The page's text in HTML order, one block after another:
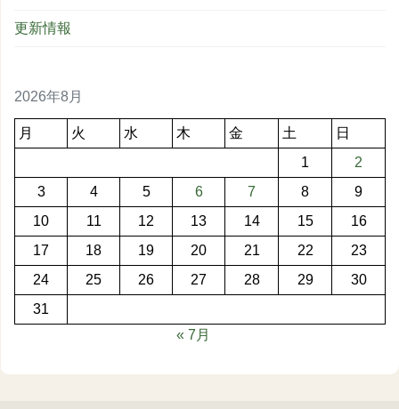
更新情報
2026年8月
月 火 水 木 金 土
日
1
2
3
4 5 6 7 8
9
10
11 12 13 14 15
16
17
18 19 20 21 22
23
24
25 26 27 28 29
30
31
« 7月